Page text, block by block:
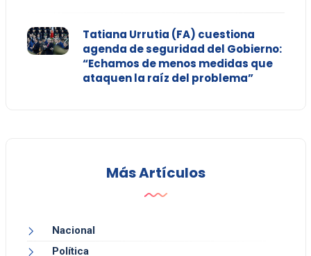
Tatiana Urrutia (FA) cuestiona
agenda de seguridad del Gobierno:
“Echamos de menos medidas que
ataquen la raíz del problema”
Más Artículos
Nacional
Política